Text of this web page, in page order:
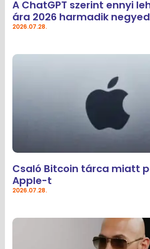
A ChatGPT szerint ennyi
ára 2026 harmadik
2026.07.28.
Csaló Bitcoin tárca miatt
Apple-t
2026.07.28.